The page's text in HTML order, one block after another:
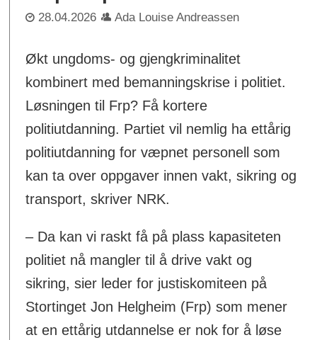
28.04.2026 Ada Louise Andreassen
Økt ungdoms- og gjengkriminalitet
kombinert med bemanningskrise i politiet.
Løsningen til Frp? Få kortere
politiutdanning. Partiet vil nemlig ha ettårig
politiutdanning for væpnet personell som
kan ta over oppgaver innen vakt, sikring og
transport, skriver NRK.
– Da kan vi raskt få på plass kapasiteten
politiet nå mangler til å drive vakt og
sikring, sier leder for justiskomiteen på
Stortinget Jon Helgheim (Frp) som mener
at en ettårig utdannelse er nok for å løse